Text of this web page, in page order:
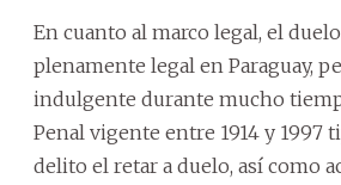
En cuanto al marco legal, el
plenamente legal en Paraguay,
indulgente durante mucho
Penal vigente entre 1914 y 1997
delito el retar a duelo, así como